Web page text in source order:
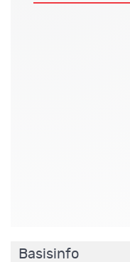
Basisinfo